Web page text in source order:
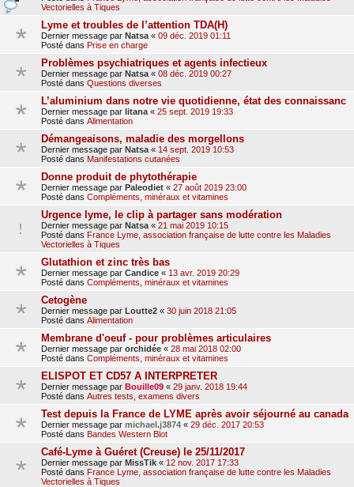
Vectorielles à Tiques
Lyme et troubles de l’attention TDA(H)
Dernier message par Natsa « 09 déc. 2019 01:11
Posté dans Prise en charge
Problèmes psychiatriques et agents infectieux
Dernier message par Natsa « 08 déc. 2019 00:27
Posté dans Questions diverses
L’aluminium dans notre vie quotidienne, état des connaissanc
Dernier message par litana « 25 sept. 2019 19:33
Posté dans Alimentation
Démangeaisons, maladie des morgellons
Dernier message par Natsa « 14 sept. 2019 10:53
Posté dans Manifestations cutanées
Donne produit de phytothérapie
Dernier message par Paleodiet « 27 août 2019 23:00
Posté dans Compléments, minéraux et vitamines
Urgence lyme, le clip à partager sans modération
Dernier message par Natsa « 21 mai 2019 10:15
Posté dans France Lyme, association française de lutte contre les Maladies
Vectorielles à Tiques
Glutathion et zinc très bas
Dernier message par Candice « 13 avr. 2019 20:29
Posté dans Compléments, minéraux et vitamines
Cetogène
Dernier message par Loutte2 « 30 juin 2018 21:05
Posté dans Alimentation
Membrane d'oeuf - pour problèmes articulaires
Dernier message par orchidée « 28 mai 2018 02:00
Posté dans Compléments, minéraux et vitamines
ELISPOT ET CD57 A INTERPRETER
Dernier message par Bouille09 « 29 janv. 2018 19:44
Posté dans Autres tests, examens divers
Test depuis la France de LYME après avoir séjourné au canada
Dernier message par michael.j3874 « 29 déc. 2017 20:53
Posté dans Bandes Western Blot
Café-Lyme à Guéret (Creuse) le 25/11/2017
Dernier message par MissTik « 12 nov. 2017 17:33
Posté dans France Lyme, association française de lutte contre les Maladies
Vectorielles à Tiques